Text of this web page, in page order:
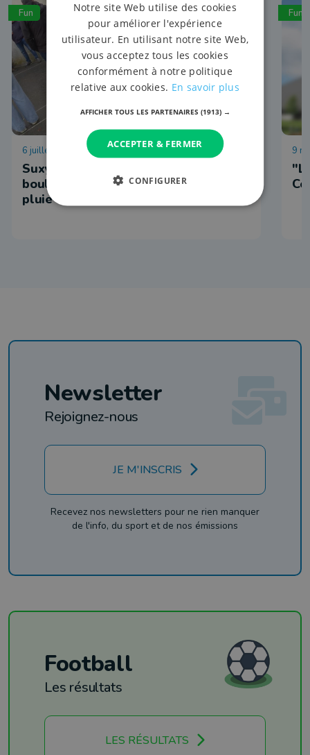
Fun
6 juillet 2025 à 20:04
Suxy : et si les joueurs de pétanque à
boules carrées jouaient mieux sous la
pluie ?
Fun
9
Newsletter
Rejoignez-nous
JE M'INSCRIS
Recevez nos newsletters pour ne rien manquer
de l'info, du sport et de nos émissions
Football
Les résultats
LES RÉSULTATS
Notre site Web utilise des cookies
pour améliorer l'expérience
utilisateur. En utilisant notre site Web,
vous acceptez tous les cookies
conformément à notre politique
relative aux cookies. En savoir plus
AFFICHER TOUS LES PARTENAIRES (1913) →
ACCEPTER & FERMER
CONFIGURER